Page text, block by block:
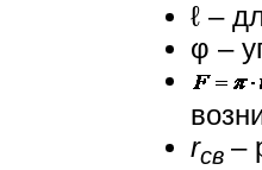
ℓ –
φ –
rсв –